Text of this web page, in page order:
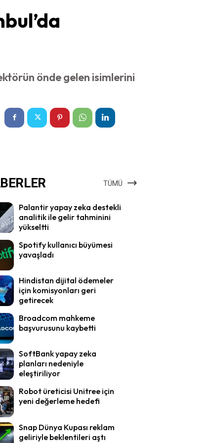
önde gelen isimlerini
TÜMÜ
Palantir yapay zeka destekli
analitik ile gelir tahminini
yükseltti
Spotify kullanıcı büyümesi
yavaşladı
Hindistan dijital ödemeler
için komisyonları geri
getirecek
Broadcom mahkeme
başvurusunu kaybetti
SoftBank yapay zeka
planları nedeniyle
eleştiriliyor
Robot üreticisi Unitree için
yeni değerleme hedefi
Snap Dünya Kupası reklam
geliriyle beklentileri aştı